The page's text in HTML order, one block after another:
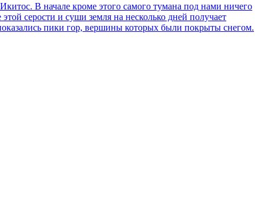
В начале кроме этого самого тумана под нами ничего
серости и суши земля на несколько дней получает
пики гор, вершины которых были покрыты снегом.